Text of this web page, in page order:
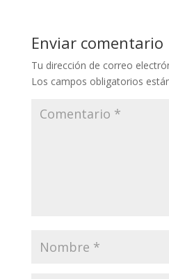
Enviar comentario
Tu dirección de correo
Los campos obligatorios